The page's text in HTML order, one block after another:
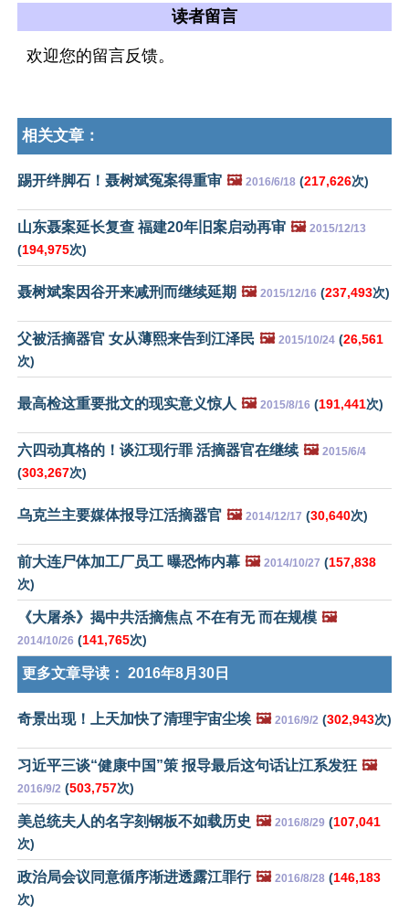
读者留言
欢迎您的留言反馈。
相关文章：
踢开绊脚石！聂树斌冤案得重审 🖼️ 2016/6/18 (217,626次)
山东聂案延长复查 福建20年旧案启动再审 🖼️ 2015/12/13
(194,975次)
聂树斌案因谷开来减刑而继续延期 🖼️ 2015/12/16 (237,493次)
父被活摘器官 女从薄熙来告到江泽民 🖼️ 2015/10/24 (26,561
次)
最高检这重要批文的现实意义惊人 🖼️ 2015/8/16 (191,441次)
六四动真格的！谈江现行罪 活摘器官在继续 🖼️ 2015/6/4
(303,267次)
乌克兰主要媒体报导江活摘器官 🖼️ 2014/12/17 (30,640次)
前大连尸体加工厂员工 曝恐怖内幕 🖼️ 2014/10/27 (157,838
次)
《大屠杀》揭中共活摘焦点 不在有无 而在规模 🖼️
2014/10/26 (141,765次)
更多文章导读： 2016年8月30日
奇景出现！上天加快了清理宇宙尘埃 🖼️ 2016/9/2 (302,943次)
习近平三谈“健康中国”策 报导最后这句话让江系发狂 🖼️
2016/9/2 (503,757次)
美总统夫人的名字刻钢板不如载历史 🖼️ 2016/8/29 (107,041
次)
政治局会议同意循序渐进透露江罪行 🖼️ 2016/8/28 (146,183
次)